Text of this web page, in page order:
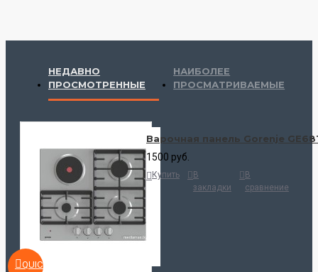
НЕДАВНО
ПРОСМОТРЕННЫЕ
НАИБОЛЕЕ
ПРОСМАТРИВАЕМЫЕ
QUICKVIEW
Варочная панель Gorenje
1500 руб.
Купить
В
закладки
В
сравнение